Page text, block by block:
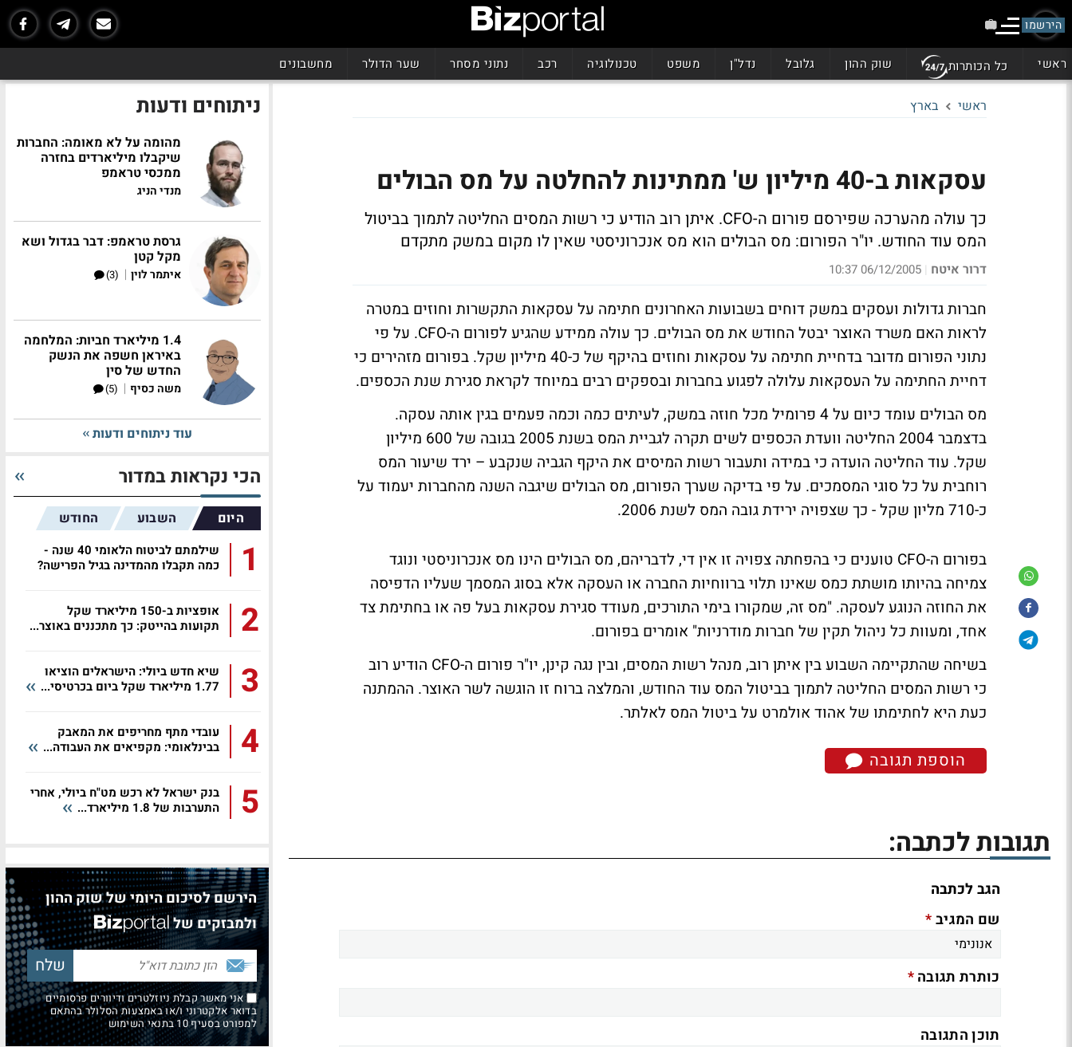
הירשמו
ראשי כל הכותרות שוק ההון גלובל נדל"ן משפט טכנולוגיה רכב נתוני מסחר שער הדולר מחשבונים
ראשי בארץ
עסקאות ב-40 מיליון ש' ממתינות להחלטה על מס הבולים
כך עולה מהערכה שפירסם פורום ה-CFO. איתן רוב הודיע כי רשות המסים החליטה לתמוך בביטול
המס עוד החודש. יו"ר הפורום: מס הבולים הוא מס אנכרוניסטי שאין לו מקום במשק מתקדם
דרור איטח |
06/12/2005 10:37
חברות גדולות ועסקים במשק דוחים בשבועות האחרונים חתימה על עסקאות התקשרות וחוזים במטרה
לראות האם משרד האוצר יבטל החודש את מס הבולים. כך עולה ממידע שהגיע לפורום ה-CFO. על פי
נתוני הפורום מדובר בדחיית חתימה על עסקאות וחוזים בהיקף של כ-40 מיליון שקל. בפורום מזהירים כי
דחיית החתימה על העסקאות עלולה לפגוע בחברות ובספקים רבים במיוחד לקראת סגירת שנת הכספים.
מס הבולים עומד כיום על 4 פרומיל מכל חוזה במשק, לעיתים כמה וכמה פעמים בגין אותה עסקה.
בדצמבר 2004 החליטה וועדת הכספים לשים תקרה לגביית המס בשנת 2005 בגובה של 600 מיליון
שקל. עוד החליטה הועדה כי במידה ותעבור רשות המיסים את היקף הגביה שנקבע – ירד שיעור המס
רוחבית על כל סוגי המסמכים. על פי בדיקה שערך הפורום, מס הבולים שיגבה השנה מהחברות יעמוד על
כ-710 מליון שקל - כך שצפויה ירידת גובה המס לשנת 2006.
בפורום ה-CFO טוענים כי בהפחתה צפויה זו אין די, לדבריהם, מס הבולים הינו מס אנכרוניסטי ונוגד
צמיחה בהיותו מושתת כמס שאינו תלוי ברווחיות החברה או העסקה אלא בסוג המסמך שעליו הדפיסה
את החוזה הנוגע לעסקה. "מס זה, שמקורו בימי התורכים, מעודד סגירת עסקאות בעל פה או בחתימת צד
אחד, ומעוות כל ניהול תקין של חברות מודרניות" אומרים בפורום.
בשיחה שהתקיימה השבוע בין איתן רוב, מנהל רשות המסים, ובין נגה קינן, יו"ר פורום ה-CFO הודיע רוב
כי רשות המסים החליטה לתמוך בביטול המס עוד החודש, והמלצה ברוח זו הוגשה לשר האוצר. ההמתנה
כעת היא לחתימתו של אהוד אולמרט על ביטול המס לאלתר.
הוספת תגובה
תגובות לכתבה:
הגב לכתבה
שם המגיב*
כותרת תגובה*
תוכן התגובה
ניתוחים ודעות
מהומה על לא מאומה: החברות
שיקבלו מיליארדים בחזרה
ממכסי טראמפ
מנדי הניג
גרסת טראמפ: דבר בגדול ושא
מקל קטן
איתמר לוין |
(3)
1.4 מיליארד חביות: המלחמה
באיראן חשפה את הנשק
החדש של סין
משה כסיף |
(5)
עוד ניתוחים ודעות
הכי נקראות במדור
היום השבוע החודש
1
שילמתם לביטוח הלאומי 40 שנה -
כמה תקבלו מהמדינה בגיל הפרישה?
2
אופציות ב-150 מיליארד שקל
תקועות בהייטק: כך מתכננים באוצר...
3
שיא חדש ביולי: הישראלים הוציאו
1.77 מיליארד שקל ביום בכרטיסי...
4
עובדי מתף מחריפים את המאבק
בבינלאומי: מקפיאים את העבודה...
5
בנק ישראל לא רכש מט"ח ביולי, אחרי
התערבות של 1.8 מיליארד...
הירשם לסיכום היומי של שוק ההון
ולמבזקים של
אני מאשר קבלת ניוזלטרים ודיוורים פרסומיים
בדואר אלקטרוני ו/או באמצעות הסלולר בהתאם
למפורט בסעיף 10 בתנאי השימוש